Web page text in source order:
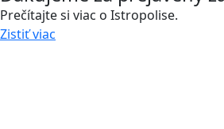
Prečítajte si viac o Istropolise.
Zistiť viac